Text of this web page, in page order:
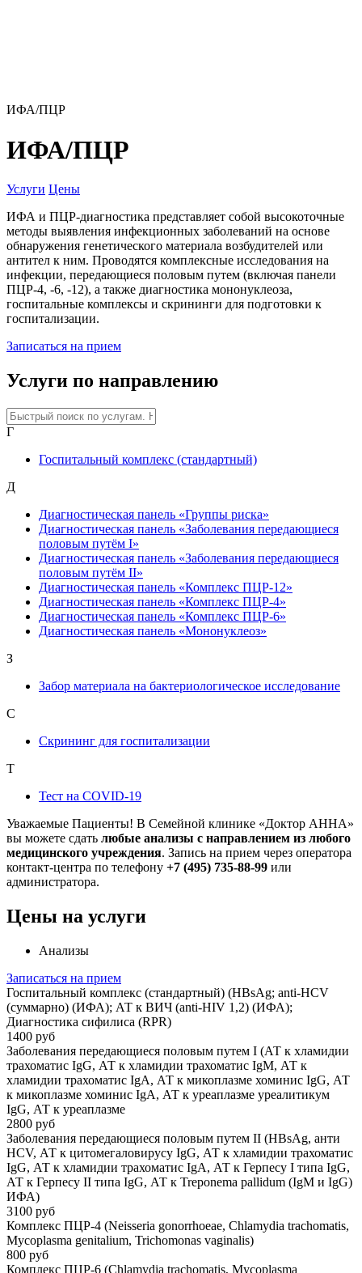
ИФА/ПЦР
ИФА/ПЦР
Услуги Цены
ИФА и ПЦР-диагностика представляет собой высокоточные
методы выявления инфекционных заболеваний на основе
обнаружения генетического материала возбудителей или
антител к ним. Проводятся комплексные исследования на
инфекции, передающиеся половым путем (включая панели
ПЦР-4, -6, -12), а также диагностика мононуклеоза,
госпитальные комплексы и скрининги для подготовки к
госпитализации.
Записаться на прием
Услуги по направлению
Г
Госпитальный комплекс (стандартный)
Д
Диагностическая панель «Группы риска»
Диагностическая панель «Заболевания передающиеся
половым путём I»
Диагностическая панель «Заболевания передающиеся
половым путём II»
Диагностическая панель «Комплекс ПЦР-12»
Диагностическая панель «Комплекс ПЦР-4»
Диагностическая панель «Комплекс ПЦР-6»
Диагностическая панель «Мононуклеоз»
З
Забор материала на бактериологическое исследование
С
Скрининг для госпитализации
Т
Тест на COVID-19
Уважаемые Пациенты! В Семейной клинике «Доктор АННА»
вы можете сдать любые анализы с направлением из любого
медицинского учреждения. Запись на прием через оператора
контакт-центра по телефону +7 (495) 735-88-99 или
администратора.
Цены на услуги
Анализы
Записаться на прием
Госпитальный комплекс (стандартный) (HBsAg; anti-HCV
(суммарно) (ИФА); АТ к ВИЧ (anti-HIV 1,2) (ИФА);
Диагностика сифилиса (RPR)
1400 руб
Заболевания передающиеся половым путем I (АТ к хламидии
трахоматис IgG, АТ к хламидии трахоматис IgM, АТ к
хламидии трахоматис IgA, АТ к микоплазме хоминис IgG, АТ
к микоплазме хоминис IgA, АТ к уреаплазме уреалитикум
IgG, АТ к уреаплазме
2800 руб
Заболевания передающиеся половым путем II (HBsAg, анти
HCV, АТ к цитомегаловирусу IgG, АТ к хламидии трахоматис
IgG, АТ к хламидии трахоматис IgA, АТ к Герпесу I типа IgG,
АТ к Герпесу II типа IgG, АТ к Treponema pallidum (IgM и IgG)
ИФА)
3100 руб
Комплекс ПЦР-4 (Neisseria gonorrhoeae, Chlamydia trachomatis,
Mycoplasma genitalium, Trichomonas vaginalis)
800 руб
Комплекс ПЦР-6 (Chlamydia trachomatis, Mycoplasma